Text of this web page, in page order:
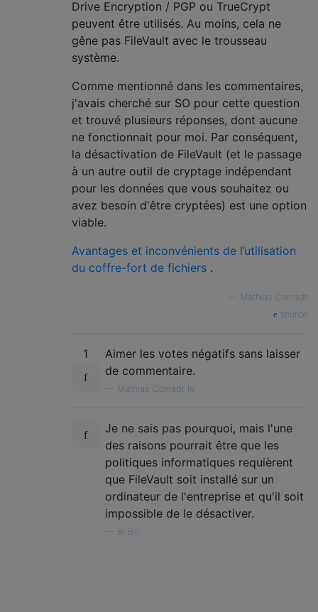
Drive Encryption / PGP ou TrueCrypt
peuvent être utilisés. Au moins, cela ne
gêne pas FileVault avec le trousseau
système.
Comme mentionné dans les commentaires,
j'avais cherché sur SO pour cette question
et trouvé plusieurs réponses, dont aucune
ne fonctionnait pour moi. Par conséquent,
la désactivation de FileVault (et le passage
à un autre outil de cryptage indépendant
pour les données que vous souhaitez ou
avez besoin d'être cryptées) est une option
viable.
Avantages et inconvénients de l’utilisation
du coffre-fort de fichiers .
Mathias Conradt
source
1
Aimer les votes négatifs sans laisser
de commentaire.
Mathias Conradt le
Je ne sais pas pourquoi, mais l'une
des raisons pourrait être que les
politiques informatiques requièrent
que FileVault soit installé sur un
ordinateur de l'entreprise et qu'il soit
impossible de le désactiver.
Br.Bill